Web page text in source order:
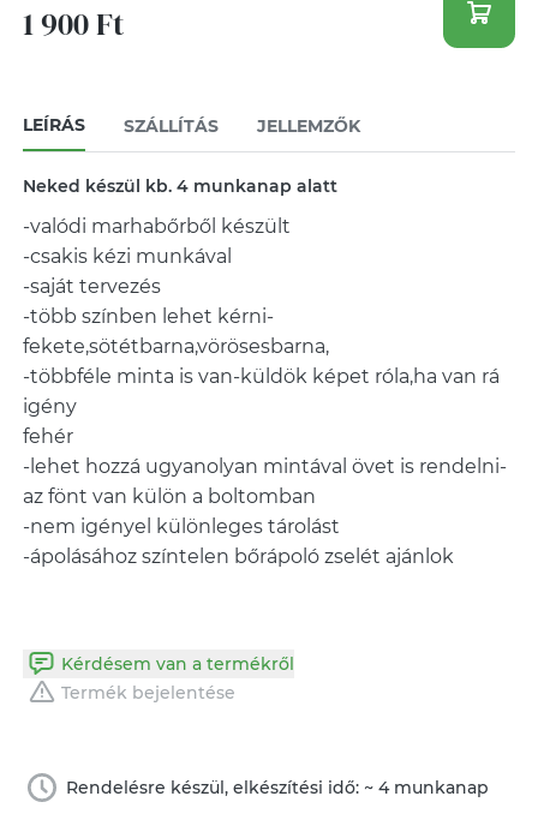
1 900 Ft
LEÍRÁS SZÁLLÍTÁS JELLEMZŐK
Neked készül kb. 4 munkanap alatt
-valódi marhabőrből készült
-csakis kézi munkával
-saját tervezés
-több színben lehet kérni-
fekete,sötétbarna,vörösesbarna,
-többféle minta is van-küldök képet róla,ha van rá
igény
fehér
-lehet hozzá ugyanolyan mintával övet is rendelni-
az fönt van külön a boltomban
-nem igényel különleges tárolást
-ápolásához színtelen bőrápoló zselét ajánlok
Kérdésem van a termékről
Termék bejelentése
Rendelésre készül, elkészítési idő: ~ 4 munkanap